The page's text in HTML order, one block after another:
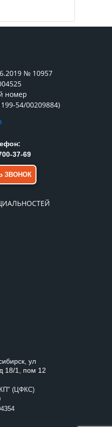
№ 10957
номер
54/00209884)
ул
18/1, пом 12
(ЦФКС)
37-69
ЗВОНОК